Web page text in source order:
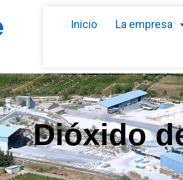
Inicio La empresa
Dióxido